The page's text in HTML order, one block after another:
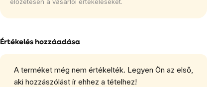
Értékelés hozzáadása
A terméket még nem értékelték. Legyen Ön az első,
aki hozzászólást ír ehhez a tételhez!